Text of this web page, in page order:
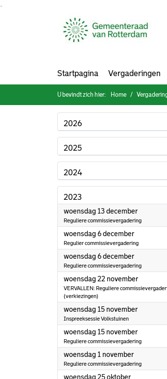
Startpagina Vergaderingen
U bevindt zich hier: Home
2026
2025
2024
2023
woensdag 13 december2023
Reguliere commissievergadering
woensdag 6 december2023
Regulier commissievergadering
woensdag 6 december2023
Reguliere commissievergadering
woensdag 22 november2023
VERVALLEN: Reguliere
(verkiezingen)
woensdag 15 november2023
Inspreeksessie Volkstuinen
woensdag 15 november2023
Reguliere commissievergadering
woensdag 1 november2023
Reguliere commissievergadering
woensdag 25 oktober2023